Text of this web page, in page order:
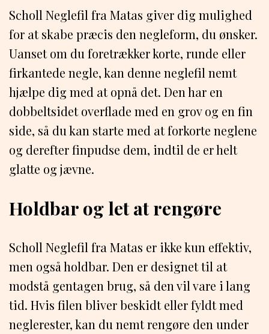
Scholl Neglefil fra Matas giver dig mulighed
for at skabe præcis den negleform, du ønsker.
Uanset om du foretrækker korte, runde eller
firkantede negle, kan denne neglefil nemt
hjælpe dig med at opnå det. Den har en
dobbeltsidet overflade med en grov og en fin
side, så du kan starte med at forkorte neglene
og derefter finpudse dem, indtil de er helt
glatte og jævne.
Holdbar og let at rengøre
Scholl Neglefil fra Matas er ikke kun effektiv,
men også holdbar. Den er designet til at
modstå gentagen brug, så den vil vare i lang
tid. Hvis filen bliver beskidt eller fyldt med
neglerester, kan du nemt rengøre den under